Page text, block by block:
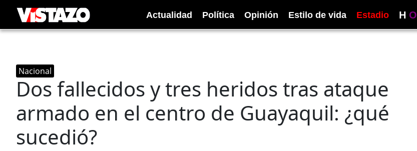
Actualidad Política Opinión Estilo de vida Estadio H O
Nacional
Dos fallecidos y tres heridos tras ataque
armado en el centro de Guayaquil: ¿qué
sucedió?